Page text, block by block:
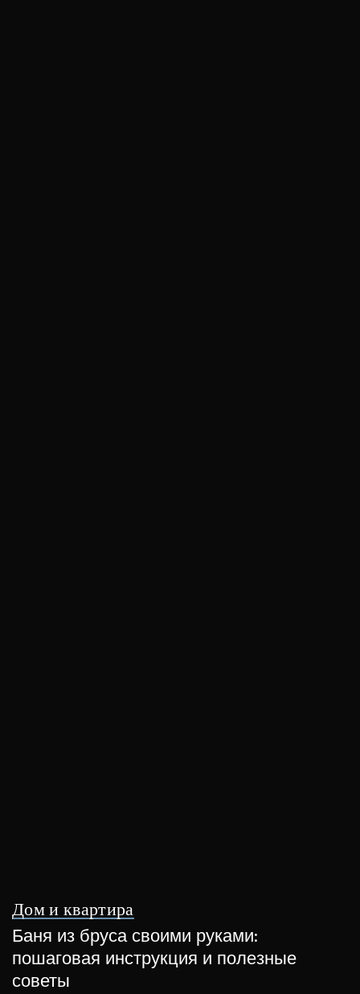
Дом и квартира
Баня из бруса своими руками:
пошаговая инструкция и полезные
советы